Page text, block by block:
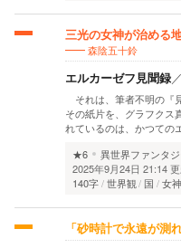
三光の女神が治める
森陰五十鈴
エルカーゼフ見聞録／
それは、筆者不明の『
その紙片を、グラフク
れているのは、かつて
★6
異世界ファンタ
2025年9月24日 21:14
140字 世界観 国 女神
「砂時計で永遠が測